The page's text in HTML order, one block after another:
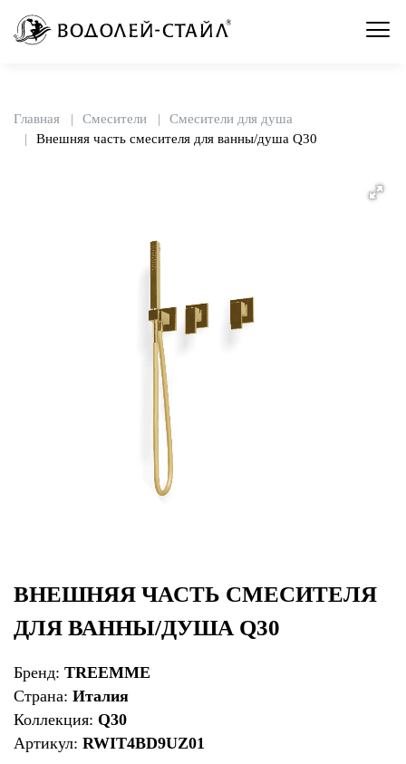
Главная Смесители
Смесители для душа
Внешняя часть смесителя для ванны/душа Q30
ВНЕШНЯЯ ЧАСТЬ СМЕСИТЕЛЯ
ДЛЯ ВАННЫ/ДУША Q30
Бренд: TREEMME
Страна: Италия
Коллекция: Q30
Артикул: RWIT4BD9UZ01